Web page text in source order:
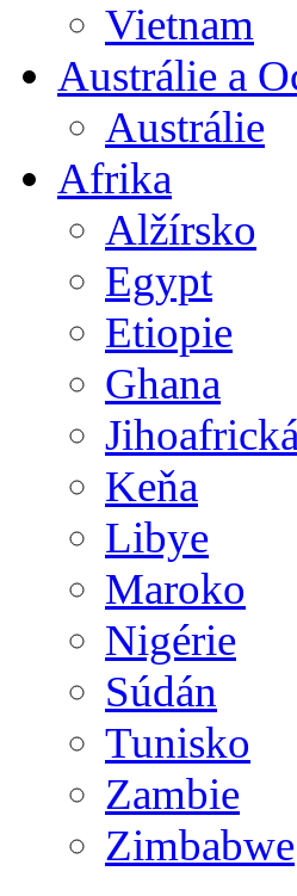
Vietnam
Austrálie a
Austrálie
Afrika
Alžírsko
Egypt
Etiopie
Ghana
Keňa
Libye
Maroko
Nigérie
Súdán
Tunisko
Zambie
Zimbabwe